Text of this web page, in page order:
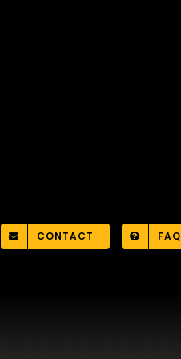
CONTACT FAQ